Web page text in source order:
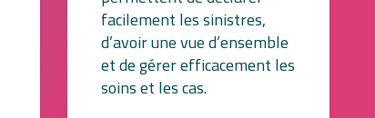
facilement les sinistres,
d’avoir une vue d’ensemble
et de gérer efficacement les
soins et les cas.